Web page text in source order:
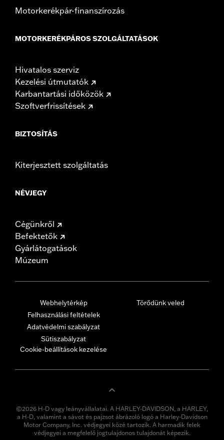
Motorkerékpár-finanszírozás
MOTORKERÉKPÁROS SZOLGÁLTATÁSOK
Hivatalos szerviz
Kezelési útmutatók
Karbantartási időközök
Szoftverfrissítések
BIZTOSÍTÁS
Kiterjesztett szolgáltatás
NÉVJEGY
Cégünkről
Befektetők
Gyárlátogatások
Múzeum
Webhelytérkép
Felhasználási feltételek
Adatvédelmi szabályzat
Sütiszabályzat
Cookie-beállítások kezelése
Törődünk veled
©2026 H-D vagy leányvállalatai. A HARLEY-DAVIDSON, a HARLEY,
a H-D, valamint a sávot és pajzsot ábrázoló logó a Harley-Davidson
Motor Company, Inc. védjegyei közé tartozik. A harmadik felek
védjegyei a megfelelő jogtulajdonos tulajdonát képezik.